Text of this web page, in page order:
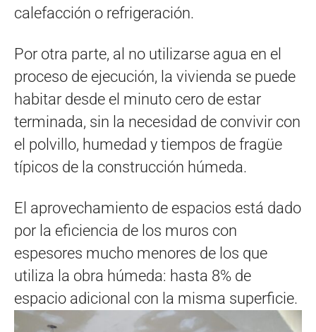
calefacción o refrigeración.
Por otra parte, al no utilizarse agua en el
proceso de ejecución, la vivienda se puede
habitar desde el minuto cero de estar
terminada, sin la necesidad de convivir con
el polvillo, humedad y tiempos de fragüe
típicos de la construcción húmeda.
El aprovechamiento de espacios está dado
por la eficiencia de los muros con
espesores mucho menores de los que
utiliza la obra húmeda: hasta 8% de
espacio adicional con la misma superficie.